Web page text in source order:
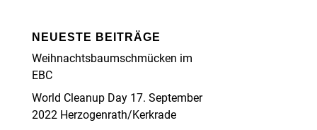
NEUESTE BEITRÄGE
Weihnachtsbaumschmücken im
EBC
World Cleanup Day 17. September
2022 Herzogenrath/Kerkrade